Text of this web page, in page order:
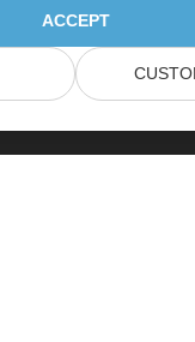
ACCEPT